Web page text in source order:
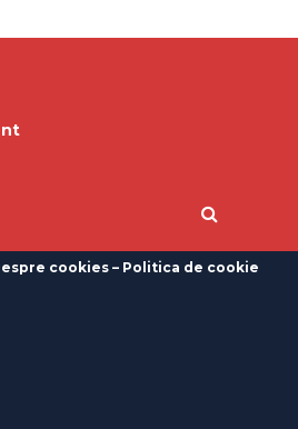
cookies – Politica de cookie